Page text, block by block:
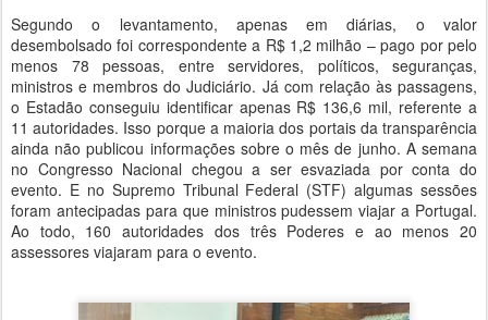
Segundo o levantamento, apenas em diárias, o valor
desembolsado foi correspondente a R$ 1,2 milhão – pago por pelo
menos 78 pessoas, entre servidores, políticos, seguranças,
ministros e membros do Judiciário. Já com relação às passagens,
o Estadão conseguiu identificar apenas R$ 136,6 mil, referente a
11 autoridades. Isso porque a maioria dos portais da transparência
ainda não publicou informações sobre o mês de junho. A semana
no Congresso Nacional chegou a ser esvaziada por conta do
evento. E no Supremo Tribunal Federal (STF) algumas sessões
foram antecipadas para que ministros pudessem viajar a Portugal.
Ao todo, 160 autoridades dos três Poderes e ao menos 20
assessores viajaram para o evento.